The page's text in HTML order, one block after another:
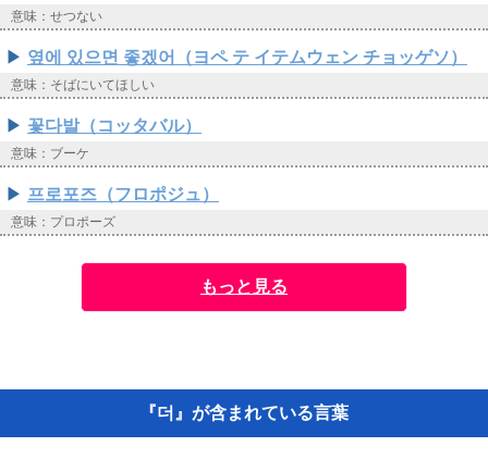
意味：せつない
옆에 있으면 좋겠어（ヨペ テ イテムウェン チョッゲソ）
意味：そばにいてほしい
꽃다발（コッタバル）
意味：ブーケ
프로포즈（フロポジュ）
意味：プロポーズ
もっと見る
『더』が含まれている言葉